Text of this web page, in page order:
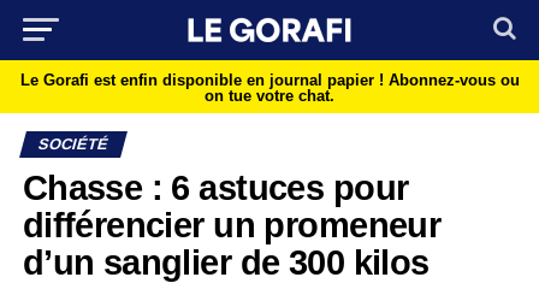
Le Gorafi est enfin disponible en journal papier ! Abonnez-vous ou
on tue votre chat.
SOCIÉTÉ
Chasse : 6 astuces pour
différencier un promeneur
d’un sanglier de 300 kilos